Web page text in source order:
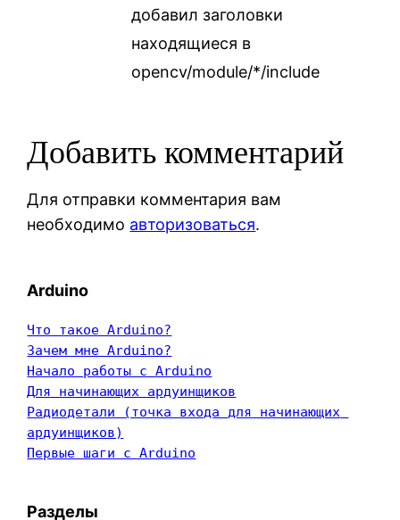
добавил заголовки
находящиеся в
opencv/module/*/include
Добавить комментарий
Для отправки комментария вам
необходимо авторизоваться.
Arduino
Что такое Arduino?
Зачем мне Arduino?
Начало работы с Arduino
Для начинающих ардуинщиков
Радиодетали (точка входа для начинающих
ардуинщиков)
Первые шаги с Arduino
Разделы